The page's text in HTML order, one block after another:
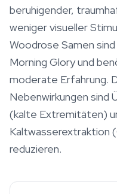
beruhigender,
weniger visueller
Woodrose Samen
Morning Glory und
moderate Erfahrung.
Nebenwirkungen sind
(kalte Extremitäten)
Kaltwasserextraktion
reduzieren.